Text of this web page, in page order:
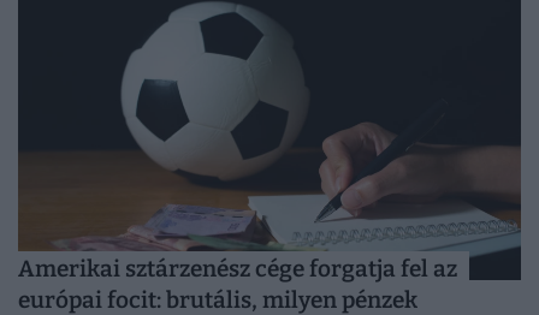
Amerikai sztárzenész cége forgatja fel az
európai focit: brutális, milyen pénzek